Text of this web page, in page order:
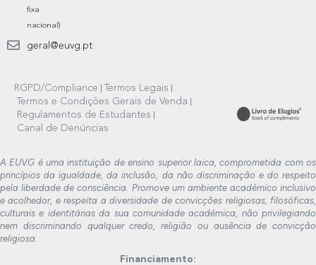
fixa
nacional)
geral@euvg.pt
RGPD/Compliance
Termos Legais
Termos e Condições Gerais de Venda
Regulamentos de Estudantes
Canal de Denúncias
A EUVG é uma instituição de ensino superior laica, comprometida com os
princípios da igualdade, da inclusão, da não discriminação e do respeito
pela liberdade de consciência. Promove um ambiente académico inclusivo
e acolhedor, e respeita a diversidade de convicções religiosas, filosóficas,
culturais e identitárias da sua comunidade académica, não privilegiando
nem discriminando qualquer credo, religião ou ausência de convicção
religiosa.
Financiamento: